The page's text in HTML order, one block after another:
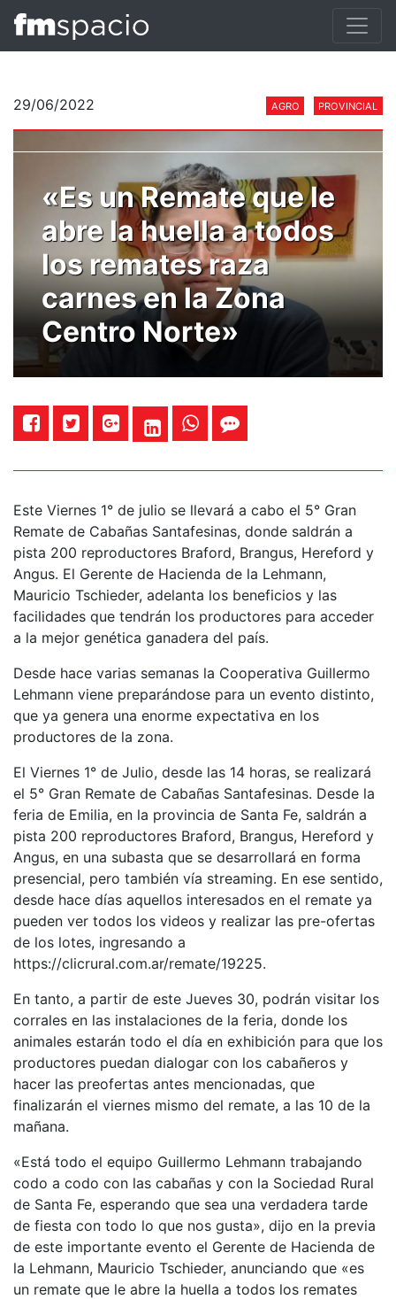
29/06/2022 AGRO PROVINCIAL
«Es un Remate que le
abre la huella a todos
los remates raza
carnes en la Zona
Centro Norte»
Este Viernes 1° de julio se llevará a cabo el 5° Gran
Remate de Cabañas Santafesinas, donde saldrán a
pista 200 reproductores Braford, Brangus, Hereford y
Angus. El Gerente de Hacienda de la Lehmann,
Mauricio Tschieder, adelanta los beneficios y las
facilidades que tendrán los productores para acceder
a la mejor genética ganadera del país.
Desde hace varias semanas la Cooperativa Guillermo
Lehmann viene preparándose para un evento distinto,
que ya genera una enorme expectativa en los
productores de la zona.
El Viernes 1° de Julio, desde las 14 horas, se realizará
el 5° Gran Remate de Cabañas Santafesinas. Desde la
feria de Emilia, en la provincia de Santa Fe, saldrán a
pista 200 reproductores Braford, Brangus, Hereford y
Angus, en una subasta que se desarrollará en forma
presencial, pero también vía streaming. En ese sentido,
desde hace días aquellos interesados en el remate ya
pueden ver todos los videos y realizar las pre-ofertas
de los lotes, ingresando a
https://clicrural.com.ar/remate/19225.
En tanto, a partir de este Jueves 30, podrán visitar los
corrales en las instalaciones de la feria, donde los
animales estarán todo el día en exhibición para que los
productores puedan dialogar con los cabañeros y
hacer las preofertas antes mencionadas, que
finalizarán el viernes mismo del remate, a las 10 de la
mañana.
«Está todo el equipo Guillermo Lehmann trabajando
codo a codo con las cabañas y con la Sociedad Rural
de Santa Fe, esperando que sea una verdadera tarde
de fiesta con todo lo que nos gusta», dijo en la previa
de este importante evento el Gerente de Hacienda de
la Lehmann, Mauricio Tschieder, anunciando que «es
un remate que le abre la huella a todos los remates